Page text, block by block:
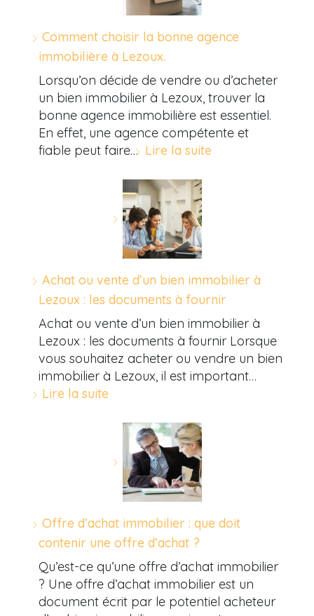
Comment choisir la bonne agence
immobilière à Lezoux.
Lorsqu’on décide de vendre ou d’acheter
un bien immobilier à Lezoux, trouver la
bonne agence immobilière est essentiel.
En effet, une agence compétente et
fiable peut faire… Lire la suite
Achat ou vente d’un bien immobilier à
Lezoux : les documents à fournir
Achat ou vente d’un bien immobilier à
Lezoux : les documents à fournir Lorsque
vous souhaitez acheter ou vendre un bien
immobilier à Lezoux, il est important…
Lire la suite
Offre d’achat immobilier : que doit
contenir une offre d’achat ?
Qu’est-ce qu’une offre d’achat immobilier
? Une offre d’achat immobilier est un
document écrit par le potentiel acheteur